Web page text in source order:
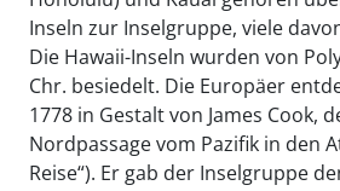
Inseln zur Inselgruppe, viele
Die Hawaii-Inseln wurden von
Chr. besiedelt. Die Europäer
1778 in Gestalt von James Cook,
Nordpassage vom Pazifik in den
Reise“). Er gab der Inselgruppe